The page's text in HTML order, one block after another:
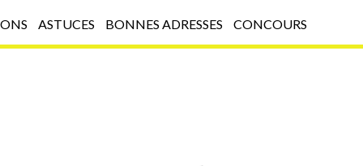
ASTUCES BONNES ADRESSES CONCOURS